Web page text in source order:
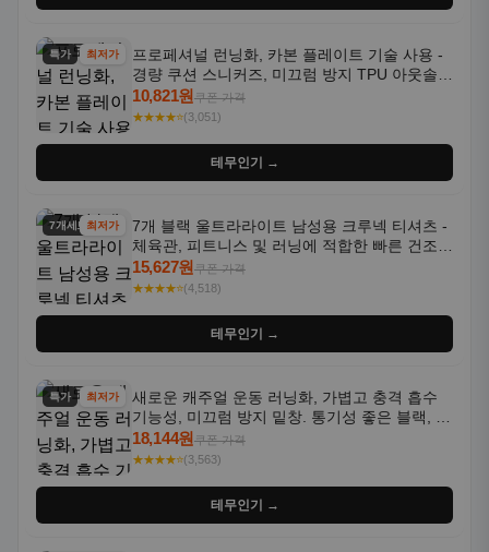
특가 최저가
프로페셔널 런닝화, 카본 플레이트 기술 사용 -
경량 쿠션 스니커즈, 미끄럼 방지 TPU 아웃솔,
통기성 화이트-퍼플 그라데이션, 헬스, 트레이
닝 - 남성용, 여성용, 모든 계절에 적합
10,821원쿠폰 가격
★★★★⭐(3,051)
테무인기 →
7개세트최저가
7개 블랙 울트라라이트 남성용 크루넥 티셔츠 -
체육관, 피트니스 및 러닝에 적합한 빠른 건조,
통기성 좋은 수분 흡수 반팔 운동복
15,627원쿠폰 가격
★★★★⭐(4,518)
테무인기 →
특가 최저가
새로운 캐주얼 운동 러닝화, 가볍고 충격 흡수
기능성, 미끄럼 방지 밑창. 통기성 좋은 블랙, 화
이트, 퍼플 그라데이션 색상
18,144원쿠폰 가격
★★★★⭐(3,563)
테무인기 →